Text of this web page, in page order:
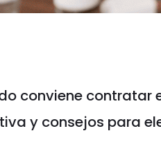
conviene
y consejos para